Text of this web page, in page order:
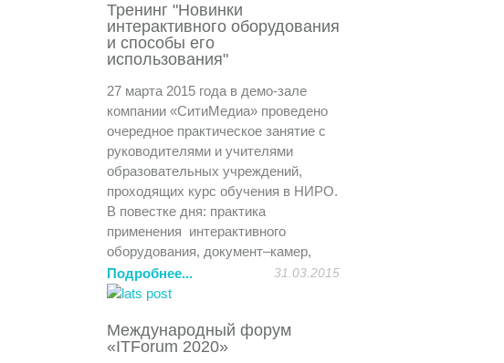
Тренинг "Новинки
интерактивного оборудования
и способы его
использования"
27 марта 2015 года в демо-зале
компании «СитиМедиа» проведено
очередное практическое занятие с
руководителями и учителями
образовательных учреждений,
проходящих курс обучения в НИРО.
В повестке дня: практика
применения интерактивного
оборудования, документ–камер,
систем опроса в образовательном
процессе. Технические новинки и
Совместно с учебным центром
компании «Цифровые системы»
Подробнее... 31.03.2015
Международный форум
«ITForum 2020»